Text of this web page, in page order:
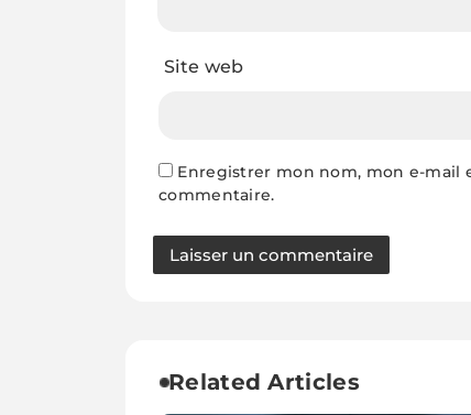
Site web
Enregistrer mon nom, mon e-mail
commentaire.
Related Articles